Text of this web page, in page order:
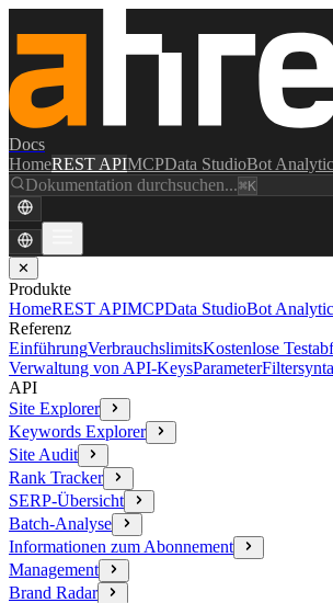
Docs
HomeREST APIMCPData StudioBot
Dokumentation durchsuchen...⌘K
✕
Produkte
HomeREST APIMCPData StudioBot
Referenz
EinführungVerbrauchslimitsKostenlose
Verwaltung von API-KeysParameter
API
Site Explorer
Keywords Explorer
Site Audit
Rank Tracker
SERP-Übersicht
Batch-Analyse
Informationen zum Abonnement
Management
Brand Radar